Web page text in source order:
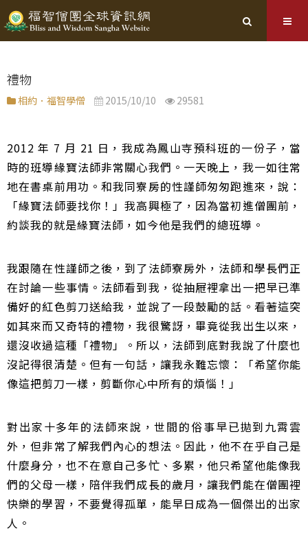
禮物
相約．福智學僧 2015/10/10 29581
2012 年 7 月 21 日，我成為鳳山寺預科班的一份子，當
時的班導緣寶法師非常關心我們。一天晚上，我一如往常
地在書桌前用功。和我同寮房的性謹師匆匆跑進來，說：
「緣寶法師要找你！」我高興極了，因為當初進僧團前，
約談我的就是緣寶法師，如今他是我們的總班導。
我跟隨在性謹師之後，到了法師寮房外，法師和學長們正
在討論一些事情。法師看到我，從抽屜裡拿出一把早已準
備好的紅色剪刀送給我，並說了一段鼓勵的話。看著這突
如其來而又奇特的禮物，我很驚訝，畢竟從我出生以來，
還沒收過這種「禮物」。所以，法師到底對我說了什麼也
沒記得很清楚。但有一句話，讓我永難忘懷：「希望你能
像這把剪刀一樣，剪斷你心中所有的煩惱！」
對出家十多年的法師來說，世間的俗事早已拋到九霄雲
外，但非常了解我們內心的想法。因此，他不在乎自己是
什麼身分，也不在意自己多忙、多累，他只希望他能像我
們的父母一樣，陪伴我們成長的歲月，讓我們能在僧團裡
快樂的學習，不要覺得孤單，能早日成為一個傑出的出家
人。